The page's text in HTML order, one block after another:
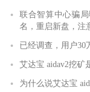
联合智算中心骗
名，重启新盘，注
已经调查，用户30
艾达宝 aidav2挖矿
为什么说艾达宝